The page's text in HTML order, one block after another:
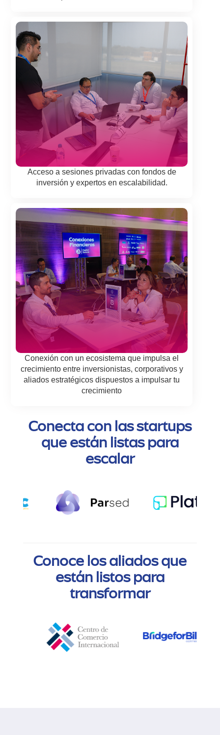
Acceso a sesiones privadas con fondos de
inversión y expertos en escalabilidad.
Conexión con un ecosistema que impulsa el
crecimiento entre inversionistas, corporativos y
aliados estratégicos dispuestos a impulsar tu
crecimiento
Conecta con las startups
que están listas para
escalar
Conoce los aliados que
están listos para
transformar